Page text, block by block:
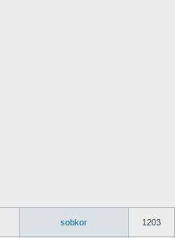
sobkor 1203